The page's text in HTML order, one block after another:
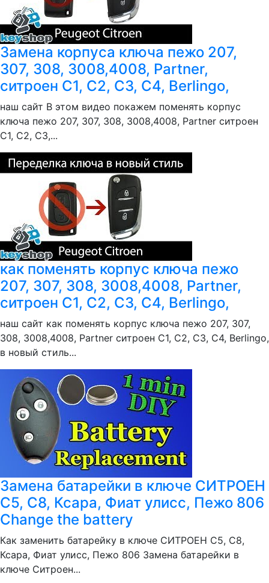
Замена корпуса ключа пежо 207,
307, 308, 3008,4008, Partner,
ситроен С1, С2, C3, C4, Berlingo,
наш сайт В этом видео покажем поменять корпус
ключа пежо 207, 307, 308, 3008,4008, Partner ситроен
С1, С2, C3,...
как поменять корпус ключа пежо
207, 307, 308, 3008,4008, Partner,
ситроен С1, С2, C3, C4, Berlingo,
наш сайт как поменять корпус ключа пежо 207, 307,
308, 3008,4008, Partner ситроен С1, С2, C3, C4, Berlingo,
в новый стиль...
Замена батарейки в ключе СИТРОЕН
С5, С8, Ксара, Фиат улисс, Пежо 806
Change the battery
Как заменить батарейку в ключе СИТРОЕН С5, С8,
Ксара, Фиат улисс, Пежо 806 Замена батарейки в
ключе Ситроен...